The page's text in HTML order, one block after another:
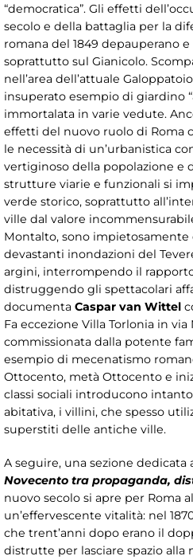
“democratica”. Gli effetti
secolo e della battaglia per la
romana del 1849 depauperano
soprattutto sul Gianicolo.
nell’area dell’attuale
insuperato esempio di giardino
immortalata in varie vedute.
effetti del nuovo ruolo di Roma
le necessità di un’urbanistica
vertiginoso della popolazione e
strutture viarie e funzionali si
verde storico, soprattutto
ville dal valore
Montalto, sono
devastanti inondazioni del
argini, interrompendo il
distruggendo gli spettacolari
documenta Caspar van Wittel
Fa eccezione Villa Torlonia in
commissionata dalla potente
esempio di mecenatismo
Ottocento, metà Ottocento e
classi sociali introducono
abitativa, i villini, che spesso
superstiti delle antiche ville.
A seguire, una sezione dedicata
Novecento tra propaganda,
nuovo secolo si apre per Roma
un’effervescente vitalità: nel
che trent’anni dopo erano il
distrutte per lasciare spazio alla